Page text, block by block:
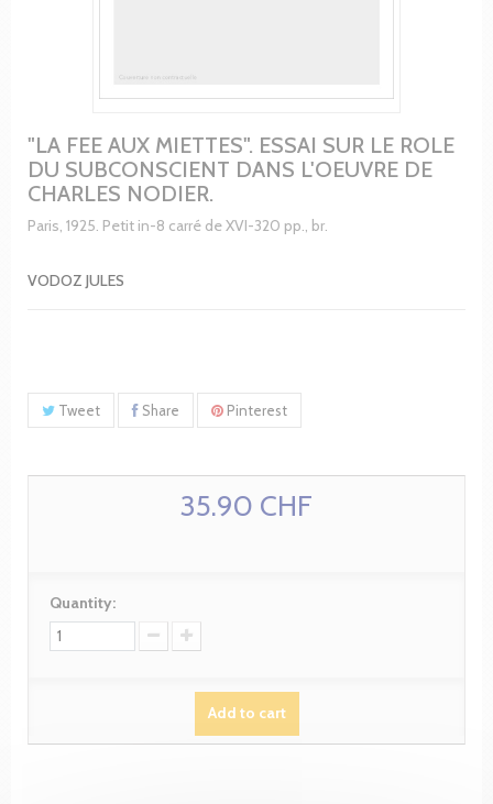
"LA FEE AUX MIETTES". ESSAI SUR LE ROLE
DU SUBCONSCIENT DANS L'OEUVRE DE
CHARLES NODIER.
Paris, 1925. Petit in-8 carré de XVI-320 pp., br.
VODOZ JULES
Tweet Share Pinterest
35.90 CHF
Quantity:
Add to cart